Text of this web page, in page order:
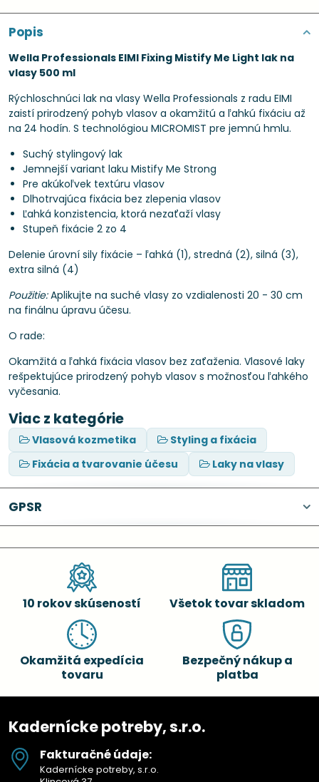
Popis
Wella Professionals EIMI Fixing Mistify Me Light lak na
vlasy 500 ml
Rýchloschnúci lak na vlasy Wella Professionals z radu EIMI
zaistí prirodzený pohyb vlasov a okamžitú a ľahkú fixáciu až
na 24 hodín. S technológiou MICROMIST pre jemnú hmlu.
Suchý stylingový lak
Jemnejší variant laku Mistify Me Strong
Pre akúkoľvek textúru vlasov
Dlhotrvajúca fixácia bez zlepenia vlasov
Ľahká konzistencia, ktorá nezaťaží vlasy
Stupeň fixácie 2 zo 4
Delenie úrovní sily fixácie – ľahká (1), stredná (2), silná (3),
extra silná (4)
Použitie:Aplikujte na suché vlasy zo vzdialenosti 20 - 30 cm
na finálnu úpravu účesu.
O rade:
Okamžitá a ľahká fixácia vlasov bez zaťaženia. Vlasové laky
rešpektujúce prirodzený pohyb vlasov s možnosťou ľahkého
vyčesania.
Viac z kategórie
Vlasová kozmetika
Styling a fixácia
Fixácia a tvarovanie účesu
Laky na vlasy
GPSR
10 rokov skúseností Všetok tovar skladom
Okamžitá expedícia
tovaru
Bezpečný nákup a
platba
Kadernícke potreby, s.r.o.
Fakturačné údaje:
Kadernícke potreby, s.r.o.